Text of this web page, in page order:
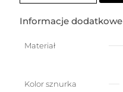
bransoletka
na
szczęście
wzór2
Informacje dodatkowe
Materiał
Kolor sznurka